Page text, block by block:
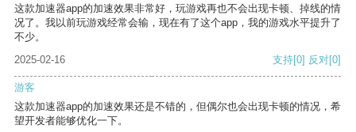
这款加速器app的加速效果非常好，玩游戏再也不会出现卡顿、掉线的情
况了。我以前玩游戏经常会输，现在有了这个app，我的游戏水平提升了
不少。
2025-02-16
支持[0] 反对[0]
游客
这款加速器app的加速效果还是不错的，但偶尔也会出现卡顿的情况，希
望开发者能够优化一下。